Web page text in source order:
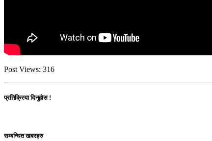
Post Views: 316
प्रतिक्रिया दिनुहोस !
सम्बन्धित खबरहरु